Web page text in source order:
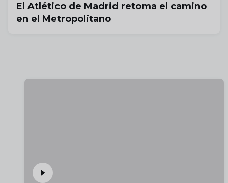
El Atlético de Madrid retoma el camino
en el Metropolitano